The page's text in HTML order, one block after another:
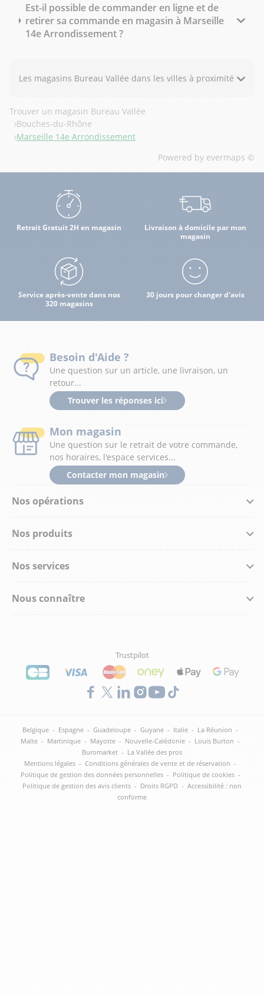
Est-il possible de commander en ligne et de
retirer sa commande en magasin à Marseille
14e Arrondissement ?
Les magasins Bureau Vallée dans les villes à proximité
Trouver un magasin Bureau Vallée
Bouches-du-Rhône
Marseille 14e Arrondissement
Powered by evermaps ©
Retrait Gratuit 2H en magasin
Livraison à domicile par mon
magasin
Service après-vente dans nos
320 magasins
30 jours pour changer d'avis
Nos opérations
Nos produits
Nos services
Nous connaître
Besoin d'Aide ?
Une question sur un article, une livraison, un
retour...
Trouver les réponses ici
Mon magasin
Une question sur le retrait de votre commande,
nos horaires, l'espace services...
Contacter mon magasin
Trustpilot
Belgique - Espagne - Guadeloupe - Guyane - Italie - La Réunion -
Malte - Martinique - Mayotte - Nouvelle-Calédonie - Louis Burton -
Buromarket - La Vallée des pros
Mentions légales - Conditions générales de vente et de réservation -
Politique de gestion des données personnelles - Politique de cookies -
Politique de gestion des avis clients - Droits RGPD - Accessibilité : non
conforme